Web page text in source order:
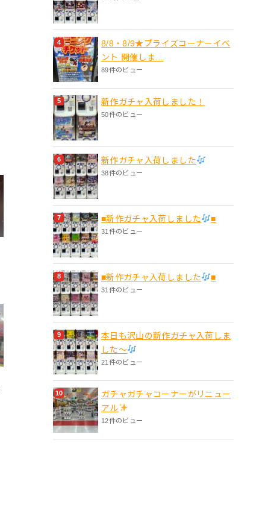
8/8・8/9★プライズコーナーイベ
ント 開催しま...
89件のビュー
新作ガチャ入荷しました！
50件のビュー
新作ガチャ入荷しました
38件のビュー
■新作ガチャ入荷しました ■
31件のビュー
■新作ガチャ入荷しました ■
31件のビュー
本日も沢山の新作ガチャ入荷しま
した〜
21件のビュー
ガチャガチャコーナーがリニュー
アル
12件のビュー